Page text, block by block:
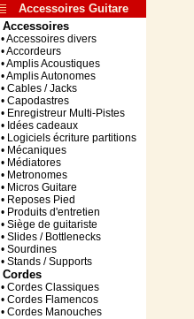
Accessoires Guitare
Accessoires
• Accessoires divers
• Accordeurs
• Amplis Acoustiques
• Amplis Autonomes
• Cables / Jacks
• Capodastres
• Enregistreur Multi-Pistes
• Idées cadeaux
• Logiciels écriture partitions
• Mécaniques
• Médiatores
• Metronomes
• Micros Guitare
• Reposes Pied
• Produits d'entretien
• Siège de guitariste
• Slides / Bottlenecks
• Sourdines
• Stands / Supports
Cordes
• Cordes Classiques
• Cordes Flamencos
• Cordes Manouches